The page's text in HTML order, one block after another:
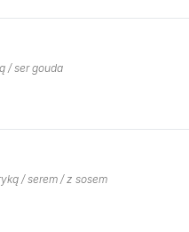
/ ser gouda
/ serem / z sosem